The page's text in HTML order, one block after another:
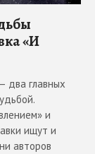
«И
два главных
и
ищут и
авторов